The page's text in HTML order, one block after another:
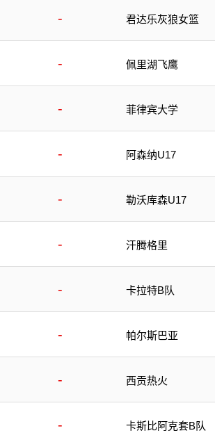
- 君达乐灰狼女篮
- 佩里湖飞鹰
- 菲律宾大学
- 阿森纳U17
- 勒沃库森U17
- 汗腾格里
- 卡拉特B队
- 帕尔斯巴亚
- 西贡热火
- 卡斯比阿克套B队